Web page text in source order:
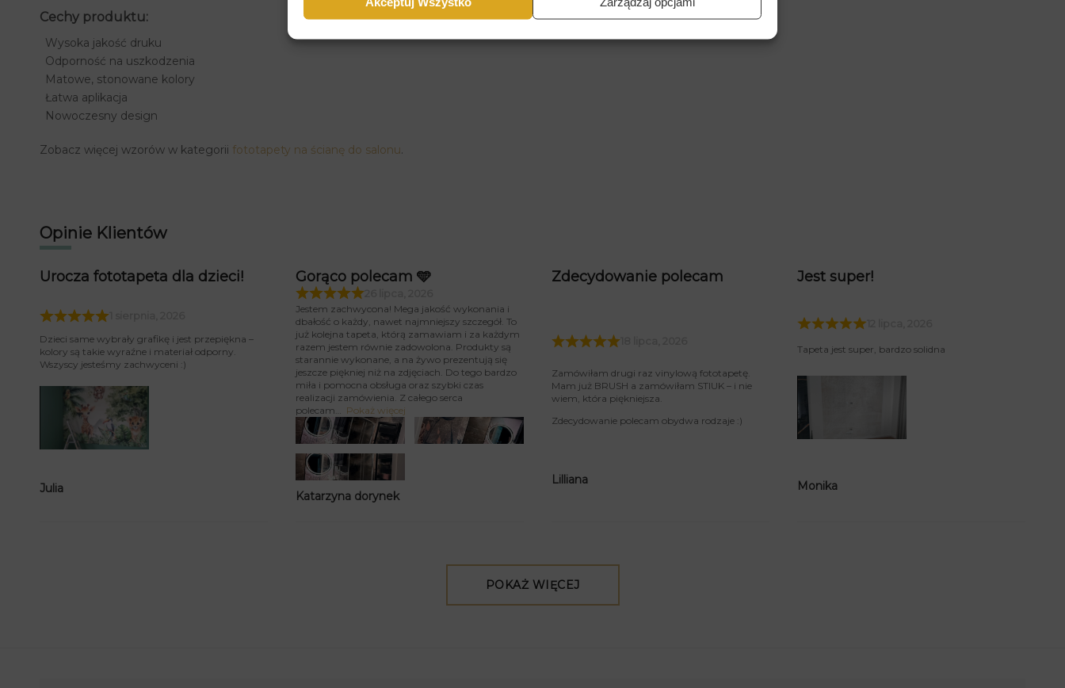
Cechy produktu:
Wysoka jakość druku
Odporność na uszkodzenia
Matowe, stonowane kolory
Łatwa aplikacja
Nowoczesny design
Zobacz więcej wzorów w kategorii fototapety na ścianę do salonu.
Opinie Klientów
Urocza fototapeta dla dzieci!
1 sierpnia, 2026
Dzieci same wybrały grafikę i jest przepiękna –
kolory są takie wyraźne i materiał odporny.
Wszyscy jesteśmy zachwyceni :)
Julia
Gorąco polecam 🩵
Jestem zachwycona! Mega jakość wykonania i
dbałość o każdy, nawet najmniejszy szczegół. To
już kolejna tapeta, którą zamawiam i za każdym
razem jestem równie zadowolona. Produkty są
starannie wykonane, a na żywo prezentują się
jeszcze piękniej niż na zdjęciach. Do tego bardzo
miła i pomocna obsługa oraz szybki czas
realizacji zamówienia. Z całego serca
polecam
Pokaż więcej
Katarzyna dorynek
Zdecydowanie polecam
Zamówiłam drugi raz vinylową fototapetę.
Mam już BRUSH a zamówiłam STIUK – i nie
wiem, która piękniejsza.
Zdecydowanie polecam obydwa rodzaje :)
Lilliana
Jest super!
Tapeta jest super, bardzo solidna
Monika
POKAŻ WIĘCEJ